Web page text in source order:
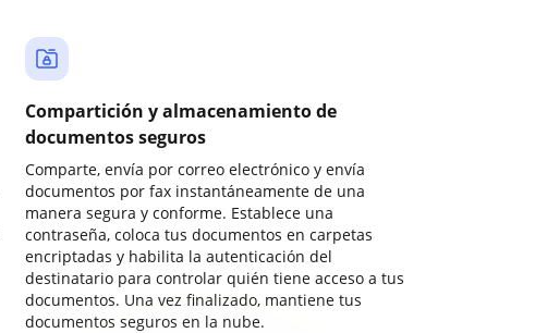
Compartición y almacenamiento de
documentos seguros
Comparte, envía por correo electrónico y envía
documentos por fax instantáneamente de una
manera segura y conforme. Establece una
contraseña, coloca tus documentos en carpetas
encriptadas y habilita la autenticación del
destinatario para controlar quién tiene acceso a tus
documentos. Una vez finalizado, mantiene tus
documentos seguros en la nube.